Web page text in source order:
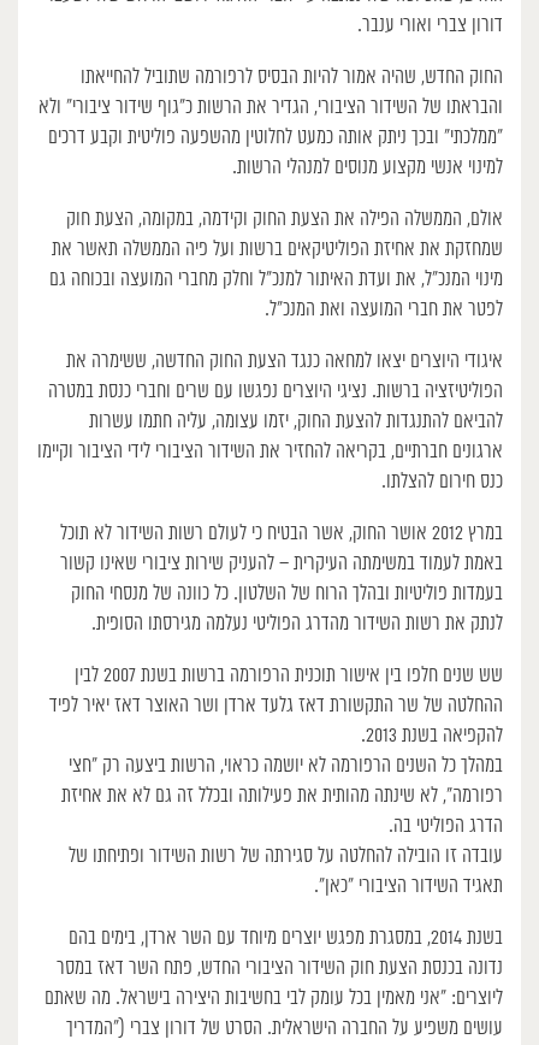
דורון צברי ואורי ענבר.
החוק החדש, שהיה אמור להיות הבסיס לרפורמה שתוביל להחייאתו
והבראתו של השידור הציבורי, הגדיר את הרשות כ”גוף שידור ציבורי” ולא
“ממלכתי” ובכך ניתק אותה כמעט לחלוטין מהשפעה פוליטית וקבע דרכים
למינוי אנשי מקצוע מנוסים למנהלי הרשות.
אולם, הממשלה הפילה את הצעת החוק וקידמה, במקומה, הצעת חוק
שמחזקת את אחיזת הפוליטיקאים ברשות ועל פיה הממשלה תאשר את
מינוי המנכ”ל, את ועדת האיתור למנכ”ל וחלק מחברי המועצה ובכוחה גם
לפטר את חברי המועצה ואת המנכ”ל.
איגודי היוצרים יצאו למחאה כנגד הצעת החוק החדשה, ששימרה את
הפוליטיזציה ברשות. נציגי היוצרים נפגשו עם שרים וחברי כנסת במטרה
להביאם להתנגדות להצעת החוק, יזמו עצומה, עליה חתמו עשרות
ארגונים חברתיים, בקריאה להחזיר את השידור הציבורי לידי הציבור וקיימו
כנס חירום להצלתו.
במרץ 2012 אושר החוק, אשר הבטיח כי לעולם רשות השידור לא תוכל
באמת לעמוד במשימתה העיקרית – להעניק שירות ציבורי שאינו קשור
בעמדות פוליטיות ובהלך הרוח של השלטון. כל כוונה של מנסחי החוק
לנתק את רשות השידור מהדרג הפוליטי נעלמה מגירסתו הסופית.
שש שנים חלפו בין אישור תוכנית הרפורמה ברשות בשנת 2007 לבין
ההחלטה של שר התקשורת דאז גלעד ארדן ושר האוצר דאז יאיר לפיד
להקפיאה בשנת 2013.
במהלך כל השנים הרפורמה לא יושמה כראוי, הרשות ביצעה רק “חצי
רפורמה”, לא שינתה מהותית את פעילותה ובכלל זה גם לא את אחיזת
הדרג הפוליטי בה.
עובדה זו הובילה להחלטה על סגירתה של רשות השידור ופתיחתו של
תאגיד השידור הציבורי “כאן”.
בשנת 2014, במסגרת מפגש יוצרים מיוחד עם השר ארדן, בימים בהם
נדונה בכנסת הצעת חוק השידור הציבורי החדש, פתח השר דאז במסר
ליוצרים: “אני מאמין בכל עומק לבי בחשיבות היצירה בישראל. מה שאתם
עושים משפיע על החברה הישראלית. הסרט של דורון צברי (“המדריך